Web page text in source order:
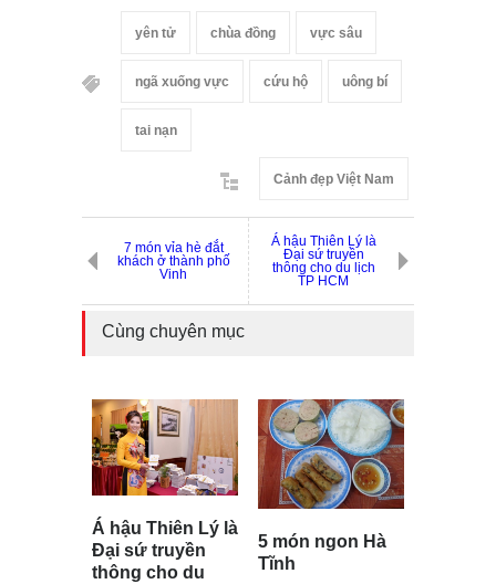
yên tử chùa đồng vực sâu
ngã xuống vực cứu hộ uông bí
tai nạn
Cảnh đẹp Việt Nam
7 món vỉa hè đắt
khách ở thành phố
Vinh
Á hậu Thiên Lý là
Đại sứ truyền
thông cho du lịch
TP HCM
Cùng chuyên mục
Á hậu Thiên Lý là
Đại sứ truyền
thông cho du
5 món ngon Hà
Tĩnh